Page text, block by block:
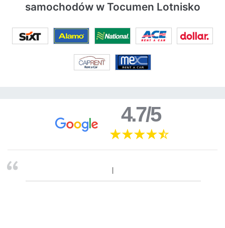
samochodów w Tocumen Lotnisko
4.7/5